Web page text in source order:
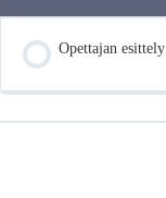
Opettajan esittely